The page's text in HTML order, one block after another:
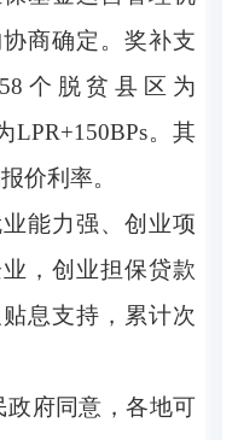
商确定。奖补支
58个脱贫县区为
LPR+150BPs。其
价利率。
能力强、创业项
，创业担保贷款
息支持，累计次
政府同意，各地可